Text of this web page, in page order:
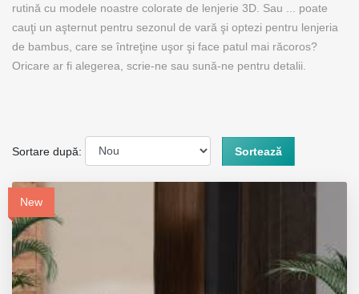
rutină cu modele noastre colorate de lenjerie 3D. Sau ... poate
cauţi un aşternut pentru sezonul de vară şi optezi pentru lenjeria
de bambus, care se întreţine uşor şi face patul mai răcoros?
Oricare ar fi alegerea, scrie-ne sau sună-ne pentru detalii.
Sortare după: Sortează
New